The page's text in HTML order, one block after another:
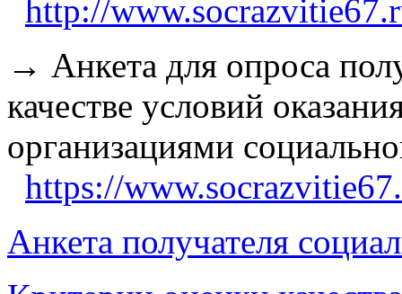
http://
→ Анкета для опроса
качестве условий
организациями
https://
Анкета получателя